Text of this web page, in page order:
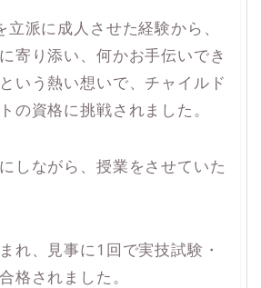
派に成人させた経験から、
寄り添い、何かお手伝いでき
いう熱い想いで、チャイルド
の資格に挑戦されました。
しながら、授業をさせていた
れ、見事に1回で実技試験・
格されました。